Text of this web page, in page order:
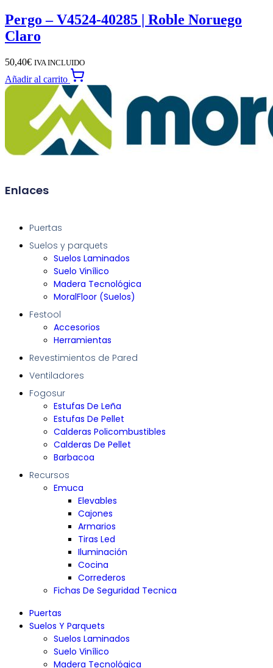
Pergo – V4524-40285 | Roble Noruego
Claro
50,40€ IVA INCLUIDO
Añadir al carrito
Enlaces
Puertas
Suelos y parquets
Suelos Laminados
Suelo Vinílico
Madera Tecnológica
MoralFloor (Suelos)
Festool
Accesorios
Herramientas
Revestimientos de Pared
Ventiladores
Fogosur
Estufas De Leña
Estufas De Pellet
Calderas Policombustibles
Calderas De Pellet
Barbacoa
Recursos
Emuca
Elevables
Cajones
Armarios
Tiras Led
Iluminación
Cocina
Correderos
Fichas De Seguridad Tecnica
Puertas
Suelos Y Parquets
Suelos Laminados
Suelo Vinílico
Madera Tecnológica